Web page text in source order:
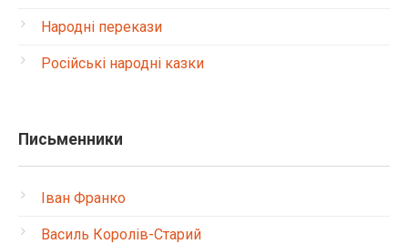
Народні перекази
Російські народні казки
Письменники
Іван Франко
Василь Королів-Старий